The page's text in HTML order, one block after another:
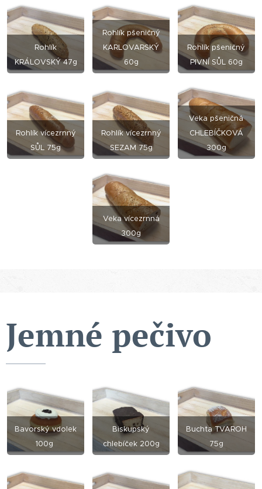
Rohlík
KRÁLOVSKÝ 47g
Rohlík pšeničný
KARLOVARSKÝ
60g
Rohlík pšeničný
PIVN´Í SŮL 60g
Rohlík vícezrnný
SŮL 75g
Rohlík vícezrnný
SEZAM 75g
Veka pšeničná
CHLEBÍČKOVÁ
300g
Veka vícezrnná
300g
Jemné pečivo
Bavorský vdolek
100g
Biskupský
chlebíček 200g
Buchta TVAROH
75g